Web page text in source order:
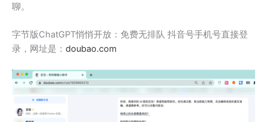
聊。
字节版ChatGPT悄悄开放：免费无排队 抖音号手机号直接登
录，网址是： doubao.com